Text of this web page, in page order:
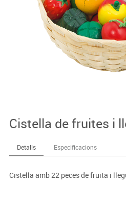
Cistella de fruites i
Detalls Especificacions
Cistella amb 22 peces de fruita i